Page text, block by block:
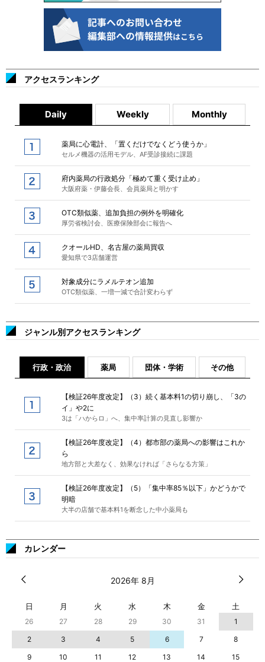
アクセスランキング
Daily Weekly Monthly
薬局に心電計、「置くだけでなくどう使うか」
セルメ機器の活用モデル、AF受診接続に課題
府内薬局の行政処分「極めて重く受け止め」
大阪府薬・伊藤会長、会員薬局と明かす
OTC類似薬、追加負担の例外を明確化
厚労省検討会、医療保険部会に報告へ
クオールHD、名古屋の薬局買収
愛知県で3店舗運営
対象成分にラメルテオン追加
OTC類似薬、一増一減で合計変わらず
ジャンル別アクセスランキング
行政・政治 薬局 団体・学術 その他
【検証26年度改定】（3）続く基本料1の切り崩し、「3の
イ」や2に
3は「ハからロ」へ、集中率計算の見直し影響か
【検証26年度改定】（4）都市部の薬局への影響はこれか
ら
地方部と大差なく、効果なければ「さらなる方策」
【検証26年度改定】（5）「集中率85％以下」かどうかで
明暗
大半の店舗で基本料1を断念した中小薬局も
カレンダー
2026年 8月
日 月 火 水 木 金 土
26 27 28 29 30 31
1
2
3 4 5 6 7
8
9
10 11 12 13 14
15